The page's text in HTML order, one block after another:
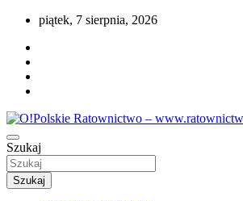
Przejdź
treści
piątek, 7 sierpnia, 2026
O!Polskie Ratownictwo –
www.ratownictwo.opole.pl
Portal opolskiego i polskiego ratownictwa.
Szukaj
Szukaj